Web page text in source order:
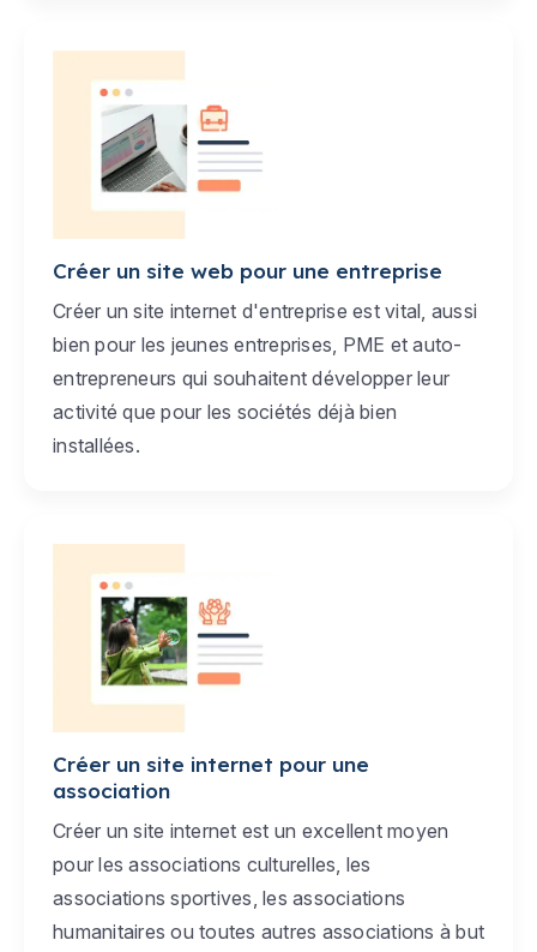
Créer un site web pour une entreprise
Créer un site internet d'entreprise est vital, aussi
bien pour les jeunes entreprises, PME et auto-
entrepreneurs qui souhaitent développer leur
activité que pour les sociétés déjà bien
installées.
Créer un site internet pour une
association
Créer un site internet est un excellent moyen
pour les associations culturelles, les
associations sportives, les associations
humanitaires ou toutes autres associations à but